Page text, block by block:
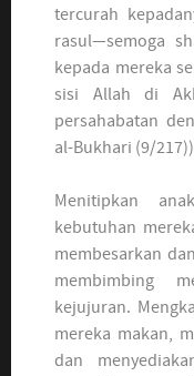
tercurah
rasul—semoga
kepada mereka
sisi Allah di
persahabatan
al-Bukhari (9/217))
Menitipkan
kebutuhan
membesarkan
membimbing
kejujuran.
mereka makan,
dan